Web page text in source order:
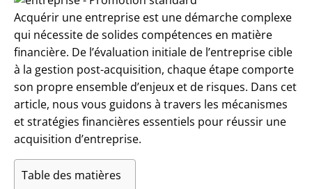
Acquérir une entreprise est une démarche complexe
qui nécessite de solides compétences en matière
financière. De l’évaluation initiale de l’entreprise cible
à la gestion post-acquisition, chaque étape comporte
son propre ensemble d’enjeux et de risques. Dans cet
article, nous vous guidons à travers les mécanismes
et stratégies financières essentiels pour réussir une
acquisition d’entreprise.
Table des matières